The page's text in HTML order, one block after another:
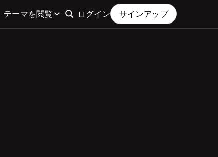
テーマを閲覧 ログイン サインアップ